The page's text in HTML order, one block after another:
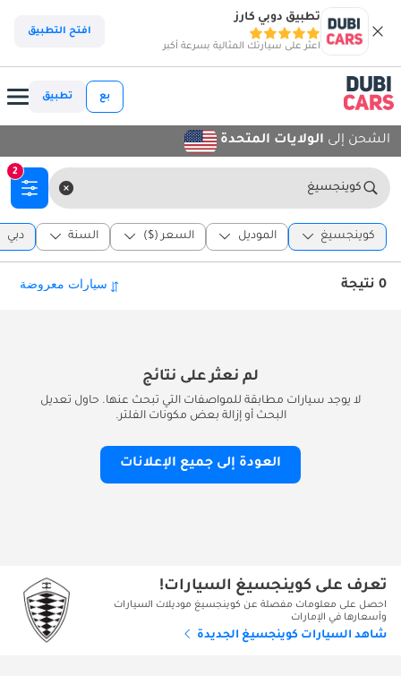
تطبيق دوبي كارز
اعثر على سيارتك المثالية بسرعة أكبر
افتح التطبيق
بع تطبيق
الشحن إلى الولايات المتحدة
كوينجسيغ
2
كوينجسيغ الموديل السعر ($) السنة دبي
0 نتيجة
لم نعثر على نتائج
لا يوجد سيارات مطابقة للمواصفات التي تبحث عنها. حاول تعديل
البحث أو إزالة بعض مكونات الفلتر.
العودة إلى جميع الإعلانات
تعرف على كوينجسيغ السيارات!
احصل على معلومات مفصلة عن كوينجسيغ موديلات السيارات
وأسعارها في الإمارات
شاهد السيارات كوينجسيغ الجديدة